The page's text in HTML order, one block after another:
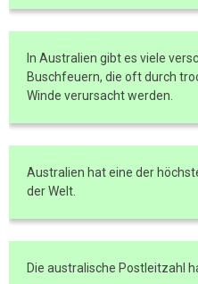
In Australien gibt es viele
Buschfeuern, die oft durch
Winde verursacht werden.
Australien hat eine der
der Welt.
Die australische Postleitzahl